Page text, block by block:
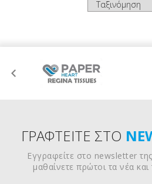
ΓΡΑΦΤΕΙΤΕ ΣΤΟ
Εγγραφείτε στο newsletter της
μαθαίνετε πρώτοι τα νέα